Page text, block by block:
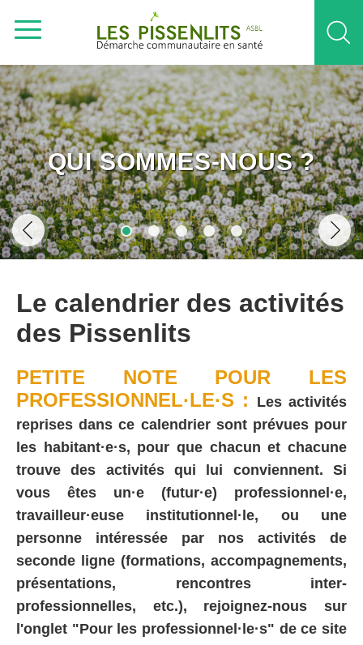
QUI SOMMES-NOUS ?
Le calendrier des activités
des Pissenlits
PETITE NOTE POUR LES
PROFESSIONNEL·LE·S :
Les activités
reprises dans ce calendrier sont prévues pour
les habitant·e·s, pour que chacun et chacune
trouve des activités qui lui conviennent. Si
vous êtes un·e (futur·e) professionnel·e,
travailleur·euse institutionnel·le, ou une
personne intéressée par nos activités de
seconde ligne (formations, accompagnements,
présentations, rencontres inter-
professionnelles, etc.), rejoignez-nous sur
l'onglet "Pour les professionnel·le·s" de ce site